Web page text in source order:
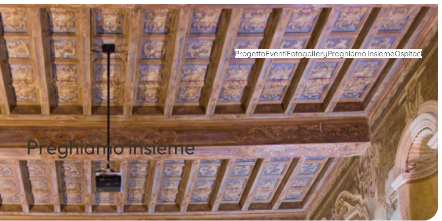
ProgettoEventiFotogalleryPreghiamo insiemeOspitaci
Preghiamo insieme